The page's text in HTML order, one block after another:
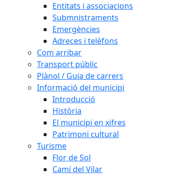
Entitats i associacions
Submnistraments
Emergències
Adreces i telèfons
Com arribar
Transport públic
Plànol / Guia de carrers
Informació del municipi
Introducció
Història
El municipi en xifres
Patrimoni cultural
Turisme
Flor de Sol
Camí del Vilar